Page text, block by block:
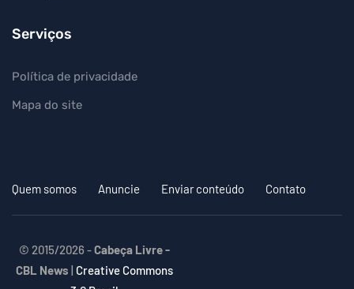
Serviços
Política de privacidade
Mapa do site
Quem somos Anuncie Enviar conteúdo Contato
© 2015/2026 -Cabeça Livre -
CBL News | Creative Commons